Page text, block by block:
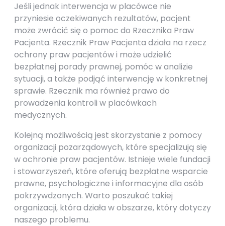
Jeśli jednak interwencja w placówce nie
przyniesie oczekiwanych rezultatów, pacjent
może zwrócić się o pomoc do Rzecznika Praw
Pacjenta. Rzecznik Praw Pacjenta działa na rzecz
ochrony praw pacjentów i może udzielić
bezpłatnej porady prawnej, pomóc w analizie
sytuacji, a także podjąć interwencję w konkretnej
sprawie. Rzecznik ma również prawo do
prowadzenia kontroli w placówkach
medycznych.
Kolejną możliwością jest skorzystanie z pomocy
organizacji pozarządowych, które specjalizują się
w ochronie praw pacjentów. Istnieje wiele fundacji
i stowarzyszeń, które oferują bezpłatne wsparcie
prawne, psychologiczne i informacyjne dla osób
pokrzywdzonych. Warto poszukać takiej
organizacji, która działa w obszarze, który dotyczy
naszego problemu.